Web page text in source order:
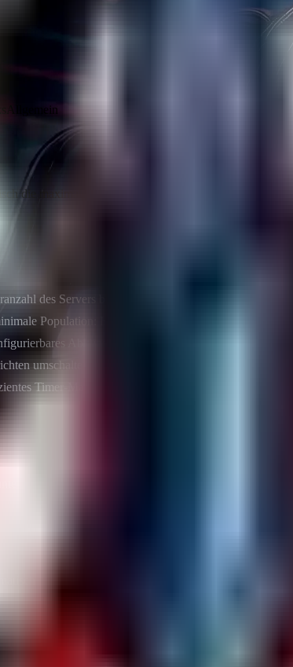
Allgemein
die maximale Spieleranzahl des Servers basierend
des Servers basierend auf der aktuellen Anzahl
Population: Ermöglicht die Festlegung absoluter
Abklingzeit: Beinhaltet einen
umschalten: Ermöglicht es
Timer-Management: Implementiert einen
erstellt wird, wenn sie nicht vorhanden ist. Hier